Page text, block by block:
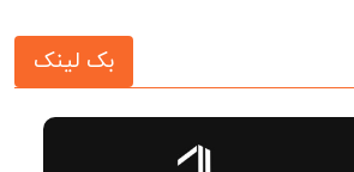
بک لینک